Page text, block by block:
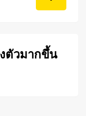
ตัวมากขึ้น